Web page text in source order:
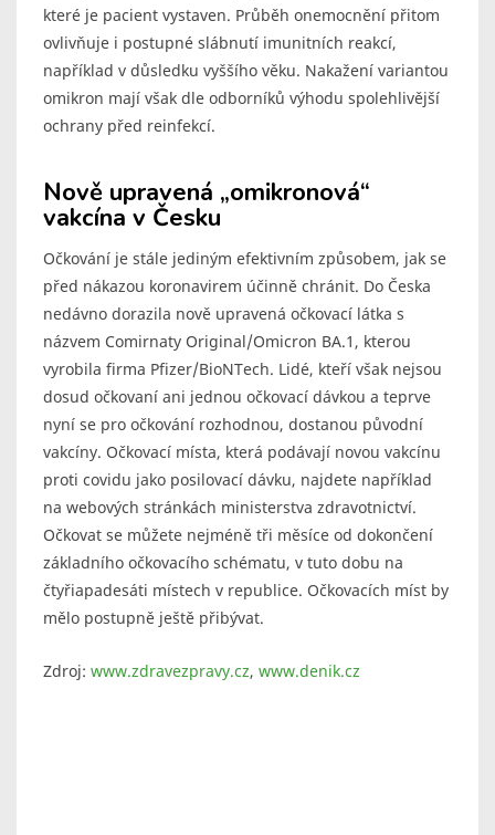
které je pacient vystaven. Průběh onemocnění přitom
ovlivňuje i postupné slábnutí imunitních reakcí,
například v důsledku vyššího věku. Nakažení variantou
omikron mají však dle odborníků výhodu spolehlivější
ochrany před reinfekcí.
Nově upravená „omikronová“
vakcína v Česku
Očkování je stále jediným efektivním způsobem, jak se
před nákazou koronavirem účinně chránit. Do Česka
nedávno dorazila nově upravená očkovací látka s
názvem Comirnaty Original/Omicron BA.1, kterou
vyrobila firma Pfizer/BioNTech. Lidé, kteří však nejsou
dosud očkovaní ani jednou očkovací dávkou a teprve
nyní se pro očkování rozhodnou, dostanou původní
vakcíny. Očkovací místa, která podávají novou vakcínu
proti covidu jako posilovací dávku, najdete například
na webových stránkách ministerstva zdravotnictví.
Očkovat se můžete nejméně tři měsíce od dokončení
základního očkovacího schématu, v tuto dobu na
čtyřiapadesáti místech v republice. Očkovacích míst by
mělo postupně ještě přibývat.
Zdroj: www.zdravezpravy.cz, www.denik.cz